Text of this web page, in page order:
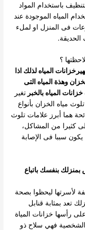
باستخدام المواد
المياه الموجودة عند
فى المنزل او لملء
؟
المياه لذلك اذا
وهذة المياه التى
المياه بالخبرتغير
مياه الخزان بأنواع
هما أبرز علامات تلوث
كثيرا من المشاكل،
سببا فى الإصابة
بمنزلك بنفسك باتباع
لأسرتها ليحظوا بصحة
تعد بمثابة قنابل
رأسها خزانات المياة
الشخصية فهي سلاح ذو